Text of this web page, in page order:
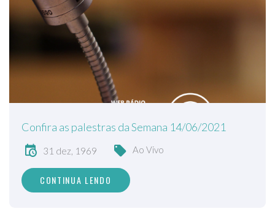
Confira as palestras da Semana 14/06/2021
31 dez, 1969 Ao Vivo
CONTINUA LENDO